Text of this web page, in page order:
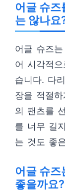
어글 슈즈
는 않나요
어글 슈즈
어 시각적
습니다. 다
장을 적절
의 팬츠를
를 너무 길
는 것도 좋
어글 슈즈
좋을까요?